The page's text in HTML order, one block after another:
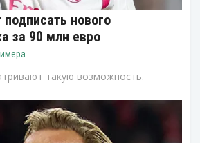
нового
за 90 млн евро
такую возможность.